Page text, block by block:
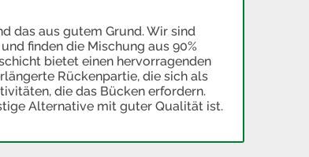
das aus gutem Grund. Wir sind
finden die Mischung aus 90%
bietet einen hervorragenden
Rückenpartie, die sich als
die das Bücken erfordern.
Alternative mit guter Qualität ist.